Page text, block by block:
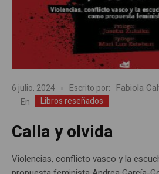
6 julio, 2024 Escrito por: Fabiola
En Libros reseñados
Calla y olvida
Violencias, conflicto vasco y la